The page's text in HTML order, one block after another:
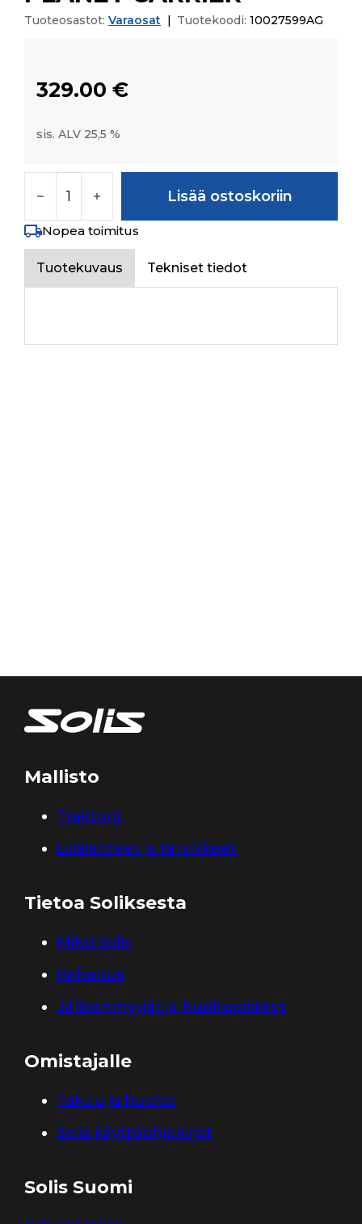
Tuoteosastot: Varaosat Tuotekoodi: 10027599AG
329.00 €
sis. ALV 25,5 %
Lisää ostoskoriin
Nopea toimitus
Tuotekuvaus Tekniset tiedot
Mallisto
Traktorit
Lisälaitteet ja tarvikkeet
Tietoa Soliksesta
Miksi Solis
Rahoitus
Jälleenmyyjät ja huoltopisteet
Omistajalle
Takuu ja huolto
Solis käyttöohjekirjat
Solis Suomi